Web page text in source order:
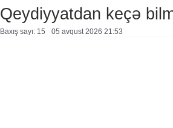
Qeydiyyatdan keçə
Baxış sayı: 15 05 avqust 2026 21:53